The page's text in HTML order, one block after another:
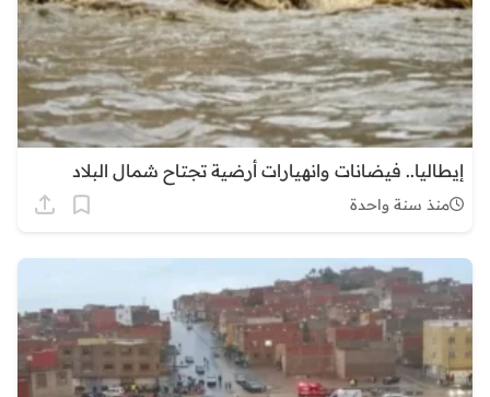
إيطاليا.. فيضانات وانهيارات أرضية تجتاح شمال البلاد
منذ سنة واحدة